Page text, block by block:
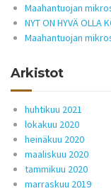
Maahantuojan
NYT ON HYVÄ
Maahantuojan
Arkistot
huhtikuu 2021
lokakuu 2020
heinäkuu 2020
maaliskuu 2020
tammikuu 2020
marraskuu 2019